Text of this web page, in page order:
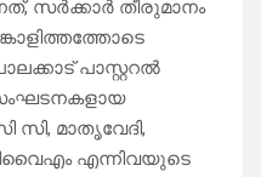
സർക്കാർ തീരുമാനം
പാസ്റ്ററൽ
സി, മാതൃവേദി,
എന്നിവയുടെ